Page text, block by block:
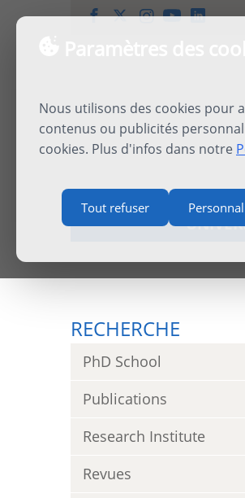
Nous utilisons des cookies pour
contenus ou publicités
cookies. Plus d'infos dans notre
Tout refuser
RECHERCHE
PhD School
Publications
Research Institute
Revues